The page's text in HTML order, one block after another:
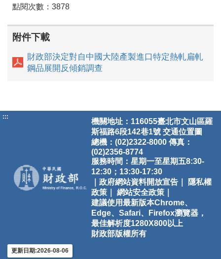
點閱次數：3878
附件下載
財政部決定對自中國大陸產製進口特定熱軋扁軋
鋼品展開反傾銷調查
:::
機關地址：116055臺北市文山區羅
斯福路6段142巷1號 交通位置圖
總機：(02)2322-8000 傳真：
(02)2356-8774
服務時間：星期一至星期五8:30-
12:30；13:30-17:30
｜政府網站資料開放宣告｜
隱私權
政策｜
網站安全政策｜
建議使用最新版本Chrome、
Edge、Safari、Firefox瀏覽器，
最佳解析度1280X800以上
財政部版權所有
更新日期:2026-08-06